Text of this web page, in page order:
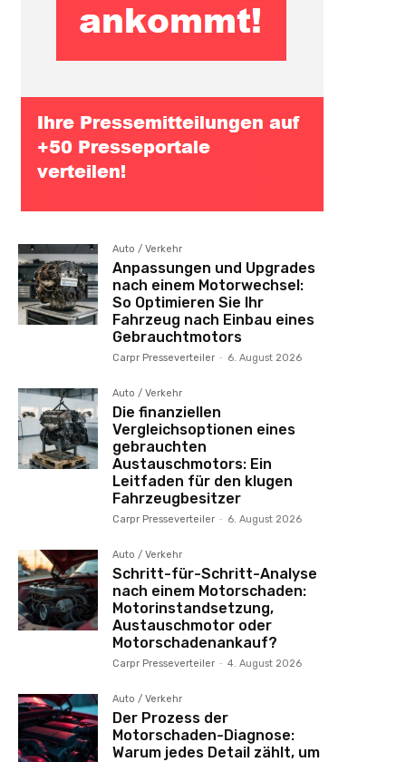
Auto / Verkehr
Anpassungen und Upgrades
nach einem Motorwechsel:
So Optimieren Sie Ihr
Fahrzeug nach Einbau eines
Gebrauchtmotors
Carpr Presseverteiler - 6. August 2026
Auto / Verkehr
Die finanziellen
Vergleichsoptionen eines
gebrauchten
Austauschmotors: Ein
Leitfaden für den klugen
Fahrzeugbesitzer
Carpr Presseverteiler - 6. August 2026
Auto / Verkehr
Schritt-für-Schritt-Analyse
nach einem Motorschaden:
Motorinstandsetzung,
Austauschmotor oder
Motorschadenankauf?
Carpr Presseverteiler - 4. August 2026
Auto / Verkehr
Der Prozess der
Motorschaden-Diagnose:
Warum jedes Detail zählt, um